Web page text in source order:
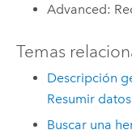
Advanced:
Temas
Descripción
Resumir datos
Buscar una